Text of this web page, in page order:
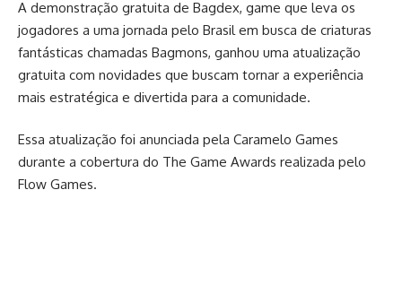
A demonstração gratuita de Bagdex, game que leva os
jogadores a uma jornada pelo Brasil em busca de criaturas
fantásticas chamadas Bagmons, ganhou uma atualização
gratuita com novidades que buscam tornar a experiência
mais estratégica e divertida para a comunidade.
Essa atualização foi anunciada pela Caramelo Games
durante a cobertura do The Game Awards realizada pelo
Flow Games.